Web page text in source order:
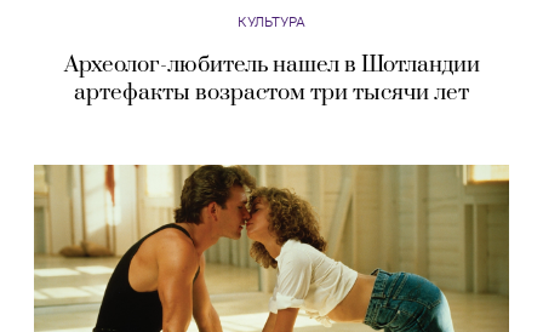
КУЛЬТУРА
Археолог-любитель нашел в Шотландии
артефакты возрастом три тысячи лет